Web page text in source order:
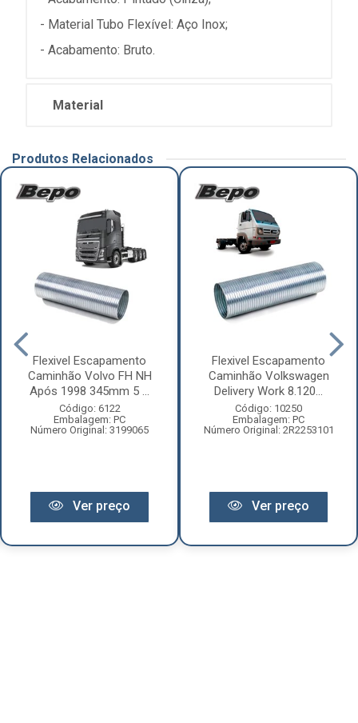
- Material Tubo Flexível: Aço Inox;
- Acabamento: Bruto.
Material
Produtos Relacionados
Flexivel Escapamento
Caminhão Volvo FH NH
Após 1998 345mm 5 ...
Código: 6122
Embalagem: PC
Número Original: 3199065
Ver preço
Flexivel Escapamento
Caminhão Volkswagen
Delivery Work 8.120...
Código: 10250
Embalagem: PC
Número Original: 2R2253101
Ver preço